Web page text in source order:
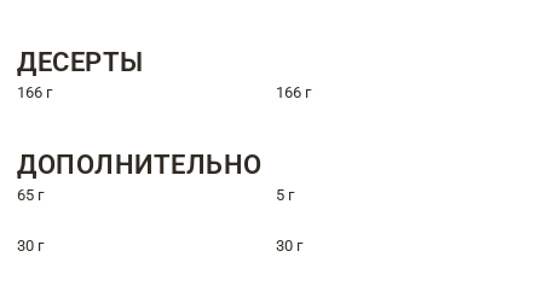
ДЕСЕРТЫ
166 г 166 г
ДОПОЛНИТЕЛЬНО
65 г 5 г
30 г 30 г